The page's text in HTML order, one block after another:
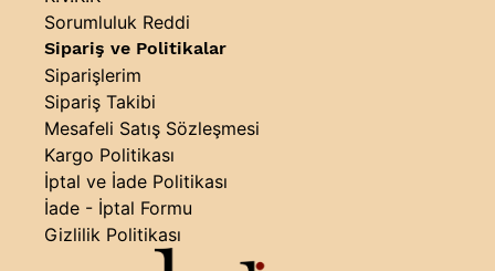
Sorumluluk Reddi
Sipariş ve Politikalar
Siparişlerim
Sipariş Takibi
Mesafeli Satış Sözleşmesi
Kargo Politikası
İptal ve İade Politikası
İade - İptal Formu
Gizlilik Politikası